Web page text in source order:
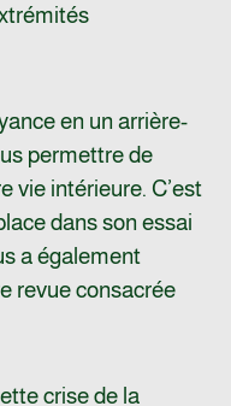
en un arrière-
permettre de
vie intérieure. C’est
dans son essai
a également
revue consacrée
crise de la